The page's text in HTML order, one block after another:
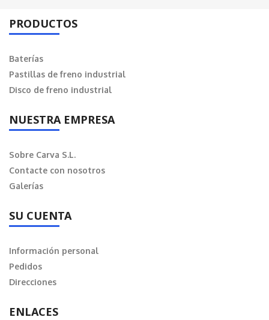
PRODUCTOS
Baterías
Pastillas de freno industrial
Disco de freno industrial
NUESTRA EMPRESA
Sobre Carva S.L.
Contacte con nosotros
Galerías
SU CUENTA
Información personal
Pedidos
Direcciones
ENLACES